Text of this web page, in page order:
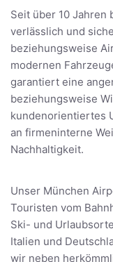
Seit über 10 Jahren
verlässlich und
beziehungsweise
modernen
garantiert eine
beziehungsweise
kundenorientiertes
an firmeninterne
Nachhaltigkeit.
Unser München
Touristen vom
Ski- und
Italien und
wir neben